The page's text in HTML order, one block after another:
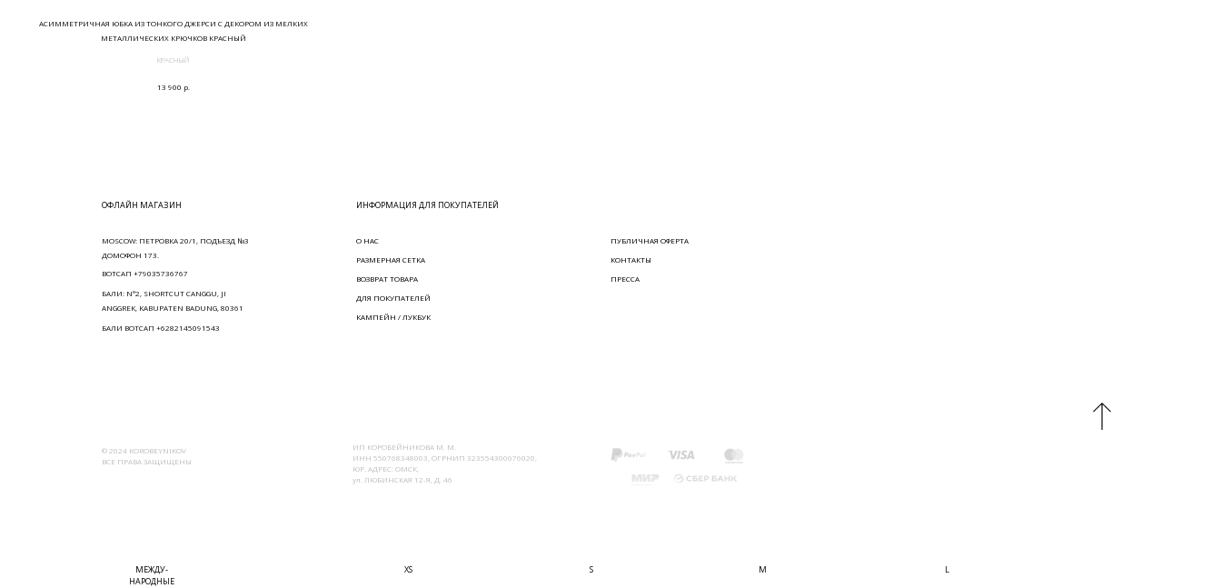
АСИММЕТРИЧНАЯ ЮБКА ИЗ ТОНКОГО ДЖЕРСИ С ДЕКОРОМ ИЗ МЕЛКИХ
МЕТАЛЛИЧЕСКИХ КРЮЧКОВ КРАСНЫЙ
КРАСНЫЙ
13 900 р.
КОНТАКТЫ
ПРЕССА
ВОЗВРАТ ТОВАРА
ДЛЯ ПОКУПАТЕЛЕЙ
О НАС
© 2024 KOROBEYNIKOV
ВСЕ ПРАВА ЗАЩИЩЕНЫ
ИП КОРОБЕЙНИКОВА М. М.
ИНН 550768348003, ОГРНИП 323554300076020,
ЮР. АДРЕС: ОМСК,
ул. ЛЮБИНСКАЯ 12-Я, Д. 46
РАЗМЕРНАЯ СЕТКА
ОФЛАЙН МАГАЗИН ИНФОРМАЦИЯ ДЛЯ ПОКУПАТЕЛЕЙ
ПУБЛИЧНАЯ ОФЕРТА
КАМПЕЙН / ЛУКБУК
БАЛИ: N°2, SHORTCUT CANGGU, JI
ANGGREK, KABUPATEN BADUNG, 80361
MOSCOW: ПЕТРОВКА 20/1, ПОДЪЕЗД №3
ДОМОФОН 173.
БАЛИ ВОТСАП +6282145091543
ВОТСАП +79035736767
МЕЖДУ-
НАРОДНЫЕ
XS S M L